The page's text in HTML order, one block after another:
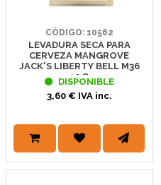
CÓDIGO: 10562
LEVADURA SECA PARA
CERVEZA MANGROVE
JACK'S LIBERTY BELL M36
10 G
DISPONIBLE
3,60 € IVA inc.